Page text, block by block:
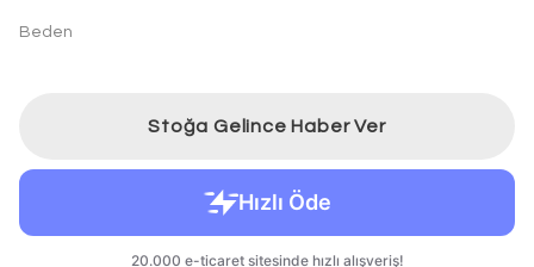
Beden
Stoğa Gelince Haber Ver